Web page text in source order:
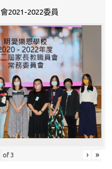
2021-2022委員
of3 › »